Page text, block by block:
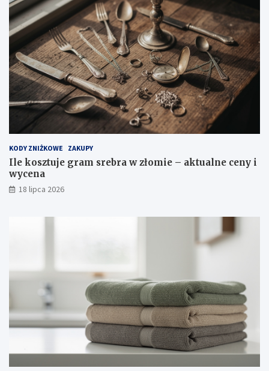
KODY ZNIŻKOWE ZAKUPY
Ile kosztuje gram srebra w złomie – aktualne ceny i
wycena
18 lipca 2026